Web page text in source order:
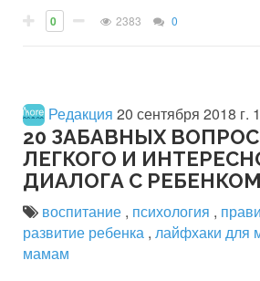
0 2383 0
Редакция 20 сентября 2018 г.
20 ЗАБАВНЫХ
ЛЕГКОГО И
ДИАЛОГА С РЕБЕНКОМ
воспитание , психология ,
развитие ребенка , лайфхаки для
мамам